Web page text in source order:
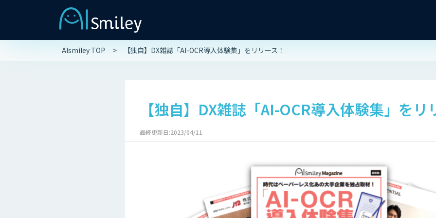
AIsmiley TOP 【独自】DX雑誌「AI-OCR導入体験集」をリリース！
【独自】DX雑誌「AI-OCR導入体験集」をリ
最終更新日:2023/04/11